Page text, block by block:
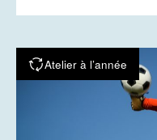
Atelier à l’année